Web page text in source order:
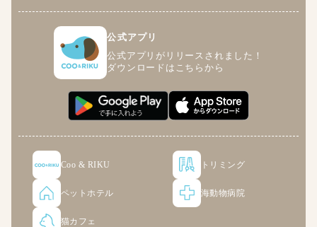
公式アプリ
公式アプリがリリースされました！
ダウンロードはこちらから
Coo & RIKU トリミング
ペットホテル 海動物病院
猫カフェ